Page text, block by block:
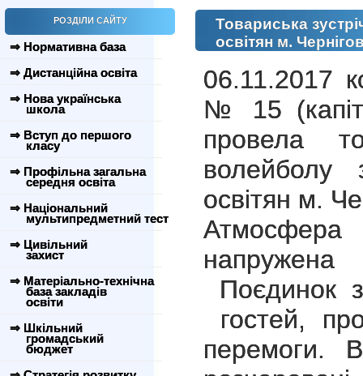
РОЗДІЛИ САЙТУ
⇒ Нормативна база
⇒ Дистанційна освіта
⇒ Нова українська
школа
⇒ Вступ до першого
класу
⇒ Профільна загальна
середня освіта
⇒ Національний
мультипредметний тест
⇒ Цивільний
захист
⇒ Матеріально-технічна
база закладів
освіти
⇒ Шкільний
громадський
бюджет
Товариська
освітян м.
06.11.2017
№ 15
провела
волейболу
освітян м.
Поєдинок
гостей,
перемоги.